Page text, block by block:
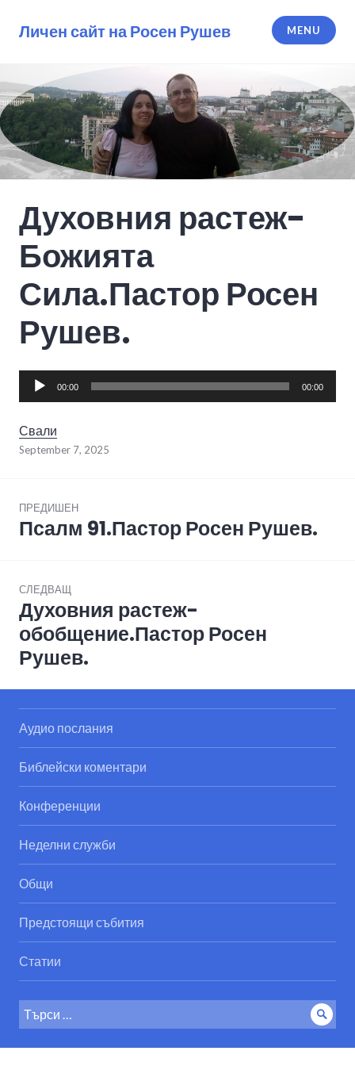
Личен сайт на Росен Рушев MENU
Духовния растеж-
Божията
Сила.Пастор Росен
Рушев.
Audio
00:00 00:00
Свали
September 7, 2025
navigation
ПРЕДИШЕН
Previous
Псалм 91.Пастор Росен Рушев.
СЛЕДВАЩ
Next
post:
Духовния растеж-
обобщение.Пастор Росен
Рушев.
Аудио послания
Библейски коментари
Конференции
Неделни служби
Общи
Предстоящи събития
Статии
Search
for: